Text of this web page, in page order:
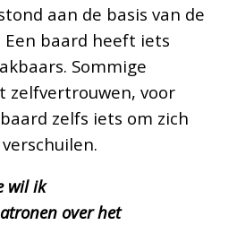
aan de basis van de
Een baard heeft iets
Sommige
zelfvertrouwen, voor
zelfs iets om zich
wil ik
over het